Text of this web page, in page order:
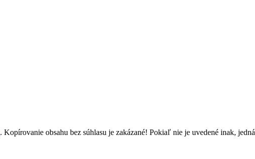
. Kopírovanie obsahu bez súhlasu je zakázané! Pokiaľ nie je uvedené inak,